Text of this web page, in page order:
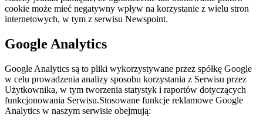
cookie może mieć negatywny wpływ na korzystanie z wielu stron
internetowych, w tym z serwisu Newspoint.
Google Analytics
Google Analytics są to pliki wykorzystywane przez spółkę Google
w celu prowadzenia analizy sposobu korzystania z Serwisu przez
Użytkownika, w tym tworzenia statystyk i raportów dotyczących
funkcjonowania Serwisu.Stosowane funkcje reklamowe Google
Analytics w naszym serwisie obejmują: